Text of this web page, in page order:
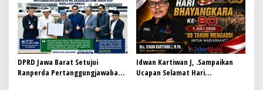
DPRD Jawa Barat Setujui
Ranperda Pertanggungjawaban
Idwan Kartiwan J, .Sampaikan
Ucapan Selamat Hari